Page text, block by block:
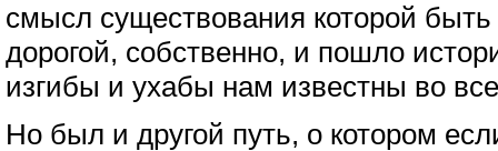
смысл существования которой
дорогой, собственно, и пошло
изгибы и ухабы нам известны во
Но был и другой путь, о котором